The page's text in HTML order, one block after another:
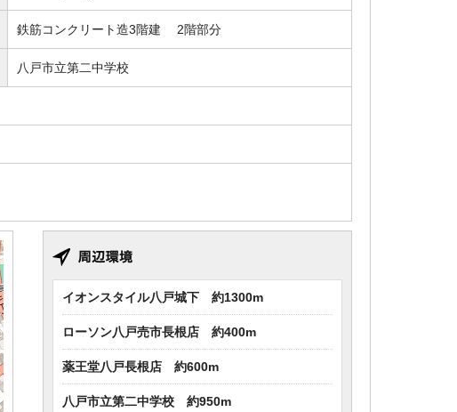
鉄筋コンクリート造3階建 2階部分
八戸市立第二中学校
イオンスタイル八戸城下 約1300m
ローソン八戸売市長根店 約400m
薬王堂八戸長根店 約600m
八戸市立第二中学校 約950m